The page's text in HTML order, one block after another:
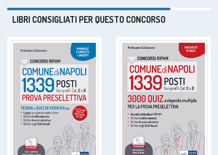
LIBRI CONSIGLIATI PER QUESTO CONCORSO